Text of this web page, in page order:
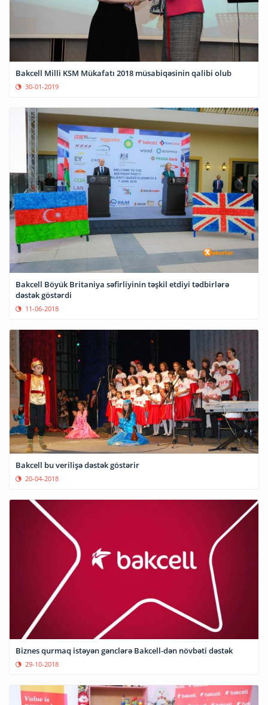
Bakcell Milli KSM Mükafatı 2018 müsabiqəsinin qalibi olub
30-01-2019
Bakcell Böyük Britaniya səfirliyinin təşkil etdiyi tədbirlərə
dəstək göstərdi
11-06-2018
Bakcell bu verilişə dəstək göstərir
20-04-2018
Biznes qurmaq istəyən gənclərə Bakcell-dən növbəti dəstək
29-10-2018